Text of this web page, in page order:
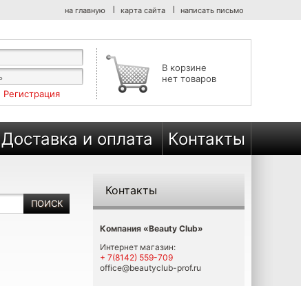
на главную карта сайта написать письмо
Регистрация
В корзине
нет товаров
Доставка и оплата Контакты
Контакты
Компания «Beauty Club»
Интернет магазин:
+ 7(8142) 559-709
office@beautyclub-prof.ru